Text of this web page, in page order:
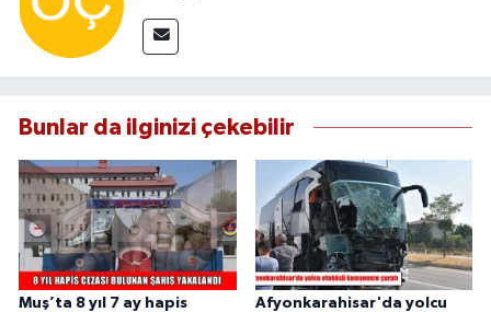
Bunlar da ilginizi çekebilir
Muş’ta 8 yıl 7 ay hapis Afyonkarahisar'da yolcu